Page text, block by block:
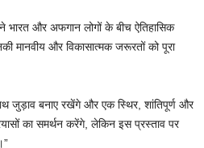
और अफगान लोगों के बीच ऐतिहासिक
मानवीय और विकासात्मक जरूरतों को पूरा
जुड़ाव बनाए रखेंगे और एक स्थिर, शांतिपूर्ण और
का समर्थन करेंगे, लेकिन इस प्रस्ताव पर